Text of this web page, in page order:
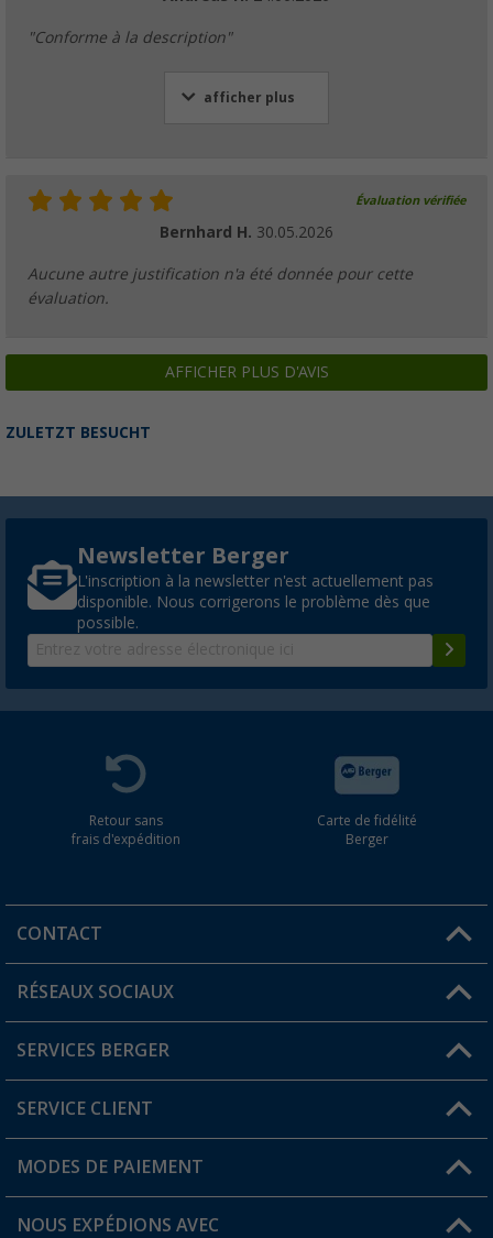
"Conforme à la description"
afficher plus
Évaluation vérifiée
Bernhard H. 30.05.2026
Aucune autre justification n'a été donnée pour cette
évaluation.
AFFICHER PLUS D'AVIS
ZULETZT BESUCHT
Newsletter Berger
L'inscription à la newsletter n'est actuellement pas
disponible. Nous corrigerons le problème dès que
possible.
Retour sans
frais d'expédition
Carte de fidélité
Berger
CONTACT
Une question ?
Trouver une magasin
RÉSEAUX SOCIAUX
SERVICES BERGER
Devenir revendeur
Mon compte
SERVICE CLIENT
FAQ et contact
Informations sur l'expédition
MODES DE PAIEMENT
NOUS EXPÉDIONS AVEC